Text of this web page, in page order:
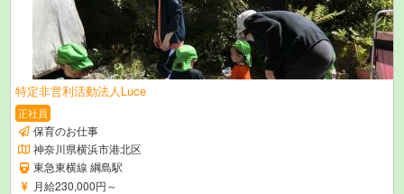
特定非営利活動法人Luce
正社員
保育のお仕事
神奈川県横浜市港北区
東急東横線 綱島駅
月給230,000円～